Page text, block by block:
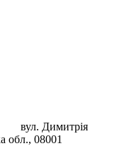
вул. Димитрія
обл., 08001